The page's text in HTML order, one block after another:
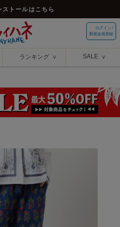
ストールはこちら
ログイン /
新規会員登録
ランキング SALE